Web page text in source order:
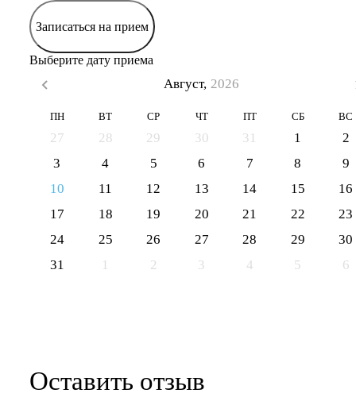
Записаться на прием
Выберите дату приема
Август, 2026
ПН ВТ СР ЧТ ПТ СБ ВС
27 28 29 30 31 1
2
3
4 5 6 7 8
9
10
11 12 13 14 15
16
17
18 19 20 21 22
23
24
25 26 27 28 29
30
31
1 2 3 4 5 6
Оставить отзыв